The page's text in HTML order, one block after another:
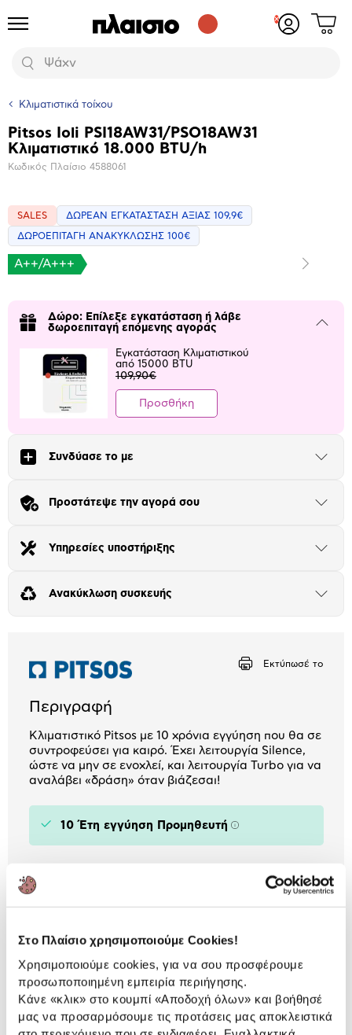
Στο Πλαίσιο χρησιμοποιούμε Cookies!
Χρησιμοποιούμε cookies, για να σου προσφέρουμε
προσωποποιημένη εμπειρία περιήγησης.
Κάνε «κλικ» στο κουμπί «Αποδοχή όλων» και βοήθησέ
μας να προσαρμόσουμε τις προτάσεις μας αποκλειστικά
Προϊόντα
Αναζήτηση
Δες
Κλιματιστικά τοίχου
Βασικά
χαρακτηριστικά
Pitsos Ioli PSI18AW31/PSO18AW31
Κλιματιστικό 18.000 BTU/h
Κωδικός Πλαίσιο 4588061
SALES ΔΩΡΕΑΝ ΕΓΚΑΤΑΣΤΑΣΗ ΑΞΙΑΣ 109,9€
ΔΩΡΟΕΠΙΤΑΓΗ ΑΝΑΚΥΚΛΩΣΗΣ 100€
Επόμενο
A++/A+++
Δώρο: Επίλεξε εγκατάσταση ή λάβε
δωροεπιταγή επόμενης αγοράς
Κλείσε
Εγκατάσταση Κλιματιστικού
από 15000 BTU
109,90€
Προσθήκη
Συνδύασε το με
Άνοιξε
Προστάτεψε την αγορά σου
Άνοιξε
Υπηρεσίες υποστήριξης
Άνοιξε
Ανακύκλωση συσκευής
Άνοιξε
Εκτύπωσέ το
Περιγραφή
Κλιματιστικό Pitsos με 10 χρόνια εγγύηση που θα σε
συντροφεύσει για καιρό. Έχει λειτουργία Silence,
ώστε να μην σε ενοχλεί, και λειτουργία Turbo για να
αναλάβει «δράση» όταν βιάζεσαι!
10 Έτη εγγύηση Προμηθευτή Πληροφορίες
Τύπος: Τοίχου
Τύπος λειτουργίας:
Ονομαστική απόδοση: 18.000 BTU/h
Εύρος θερμικής
10.580 - 19.960 BTU/h